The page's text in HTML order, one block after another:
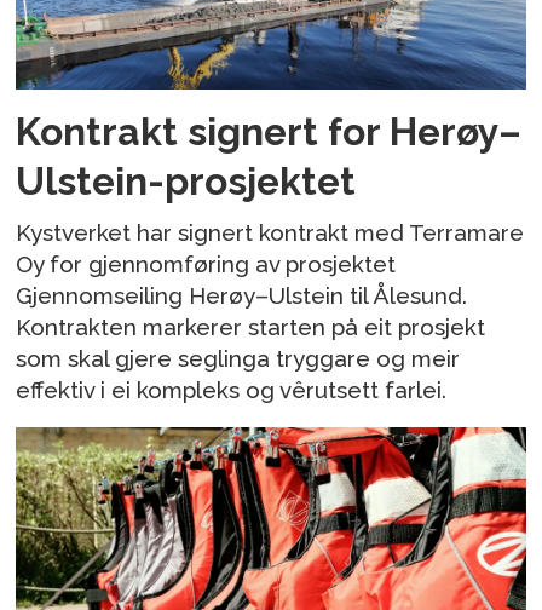
Kontrakt signert for Herøy–
Ulstein-prosjektet
Kystverket har signert kontrakt med Terramare
Oy for gjennomføring av prosjektet
Gjennomseiling Herøy–Ulstein til Ålesund.
Kontrakten markerer starten på eit prosjekt
som skal gjere seglinga tryggare og meir
effektiv i ei kompleks og vêrutsett farlei.